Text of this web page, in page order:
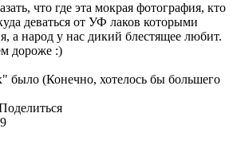
что где эта мокрая фотография, кто
деваться от УФ лаков которыми
а народ у нас дикий блестящее любит.
дороже :)
было (Конечно, хотелось бы большего